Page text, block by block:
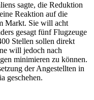
sagte, die Reduktion
Reaktion auf die
Markt. Sie will acht
gesagt fünf Flugzeuge
Stellen sollen direkt
will jedoch nach
minimieren zu können.
der Angestellten in
geschehen.